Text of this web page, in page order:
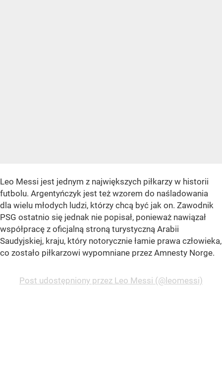
Leo Messi jest jednym z największych piłkarzy w historii
futbolu. Argentyńczyk jest też wzorem do naśladowania
dla wielu młodych ludzi, którzy chcą być jak on. Zawodnik
PSG ostatnio się jednak nie popisał, ponieważ nawiązał
współpracę z oficjalną stroną turystyczną Arabii
Saudyjskiej, kraju, który notorycznie łamie prawa człowieka,
co zostało piłkarzowi wypomniane przez Amnesty Norge.
Post udostępniony przez Leo Messi (@leomessi)